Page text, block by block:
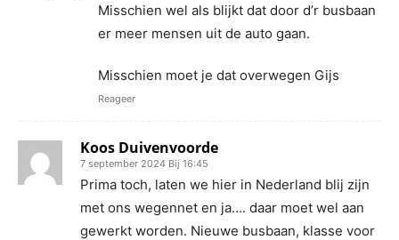
Misschien wel als blijkt dat door d’r busbaan
er meer mensen uit de auto gaan.
Misschien moet je dat overwegen Gijs
Reageer
Koos Duivenvoorde
7 september 2024 Bij 16:45
Prima toch, laten we hier in Nederland blij zijn
met ons wegennet en ja…. daar moet wel aan
gewerkt worden. Nieuwe busbaan, klasse voor